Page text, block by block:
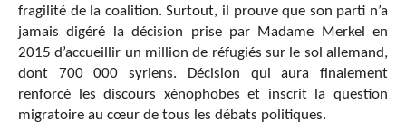
fragilité de la coalition. Surtout, il prouve que son parti n’a
jamais digéré la décision prise par Madame Merkel en
2015 d’accueillir un million de réfugiés sur le sol allemand,
dont 700 000 syriens. Décision qui aura finalement
renforcé les discours xénophobes et inscrit la question
migratoire au cœur de tous les débats politiques.